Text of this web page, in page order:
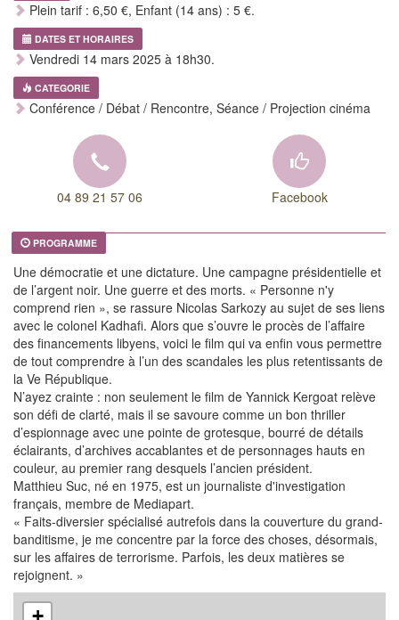
Plein tarif : 6,50 €, Enfant (14 ans) : 5 €.
DATES ET HORAIRES
Vendredi 14 mars 2025 à 18h30.
CATEGORIE
Conférence / Débat / Rencontre, Séance / Projection cinéma
04 89 21 57 06 Facebook
PROGRAMME
Une démocratie et une dictature. Une campagne présidentielle et
de l’argent noir. Une guerre et des morts. « Personne n'y
comprend rien », se rassure Nicolas Sarkozy au sujet de ses liens
avec le colonel Kadhafi. Alors que s’ouvre le procès de l’affaire
des financements libyens, voici le film qui va enfin vous permettre
de tout comprendre à l’un des scandales les plus retentissants de
la Ve République.
N’ayez crainte : non seulement le film de Yannick Kergoat relève
son défi de clarté, mais il se savoure comme un bon thriller
d’espionnage avec une pointe de grotesque, bourré de détails
éclairants, d’archives accablantes et de personnages hauts en
couleur, au premier rang desquels l’ancien président.
Matthieu Suc, né en 1975, est un journaliste d'investigation
français, membre de Mediapart.
« Faits-diversier spécialisé autrefois dans la couverture du grand-
banditisme, je me concentre par la force des choses, désormais,
sur les affaires de terrorisme. Parfois, les deux matières se
rejoignent. »